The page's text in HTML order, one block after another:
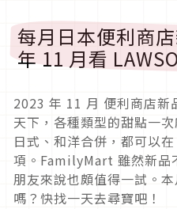
每月日本便利商
年 11 月看
2023 年 11 月 便利商店新
天下，各種類型的甜點一
日式、和洋合併，都可以
項。FamilyMart 雖然新品
朋友來說也頗值得一試。
嗎？快找一天去尋寶吧！